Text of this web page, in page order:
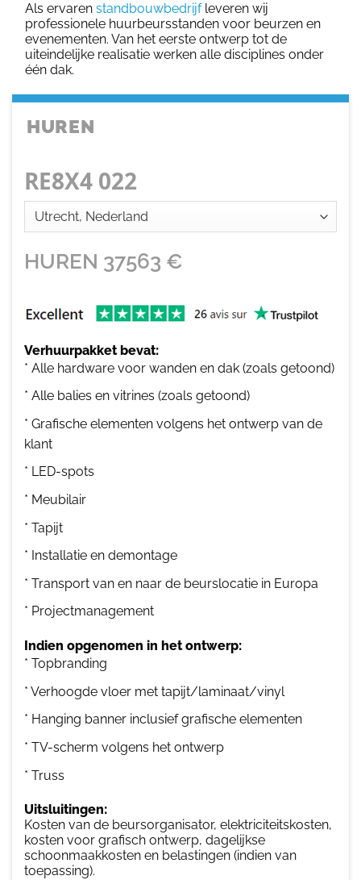
Als ervaren standbouwbedrijfleveren wij
professionele huurbeursstanden voor beurzen en
evenementen. Van het eerste ontwerp tot de
uiteindelijke realisatie werken alle disciplines onder
één dak.
HUREN
RE8X4 022
HUREN 37563 €
Verhuurpakket bevat:
* Alle hardware voor wanden en dak (zoals getoond)
* Alle balies en vitrines (zoals getoond)
* Grafische elementen volgens het ontwerp van de
klant
* LED-spots
* Meubilair
* Tapijt
* Installatie en demontage
* Transport van en naar de beurslocatie in Europa
* Projectmanagement
Indien opgenomen in het ontwerp:
* Topbranding
* Verhoogde vloer met tapijt/laminaat/vinyl
* Hanging banner inclusief grafische elementen
* TV-scherm volgens het ontwerp
* Truss
Uitsluitingen:
Kosten van de beursorganisator, elektriciteitskosten,
kosten voor grafisch ontwerp, dagelijkse
schoonmaakkosten en belastingen (indien van
toepassing).